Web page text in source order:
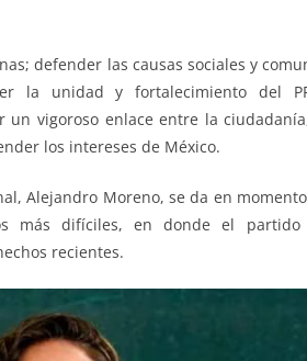
defender las causas sociales y
la unidad y fortalecimiento del
un vigoroso enlace entre la
los intereses de México.
Alejandro Moreno, se da en
más difíciles, en donde el
recientes.